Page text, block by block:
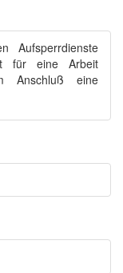
Aufsperrdienste
für eine Arbeit
Anschluß eine